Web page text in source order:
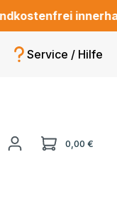
innerhalb
Service / Hilfe
0,00 €